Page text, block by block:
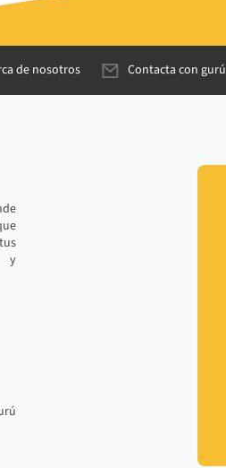
de nosotros Contacta con gurú
y